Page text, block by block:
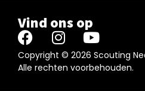
Vind ons op
Copyright © 2026 Scouting
Alle rechten voorbehouden.